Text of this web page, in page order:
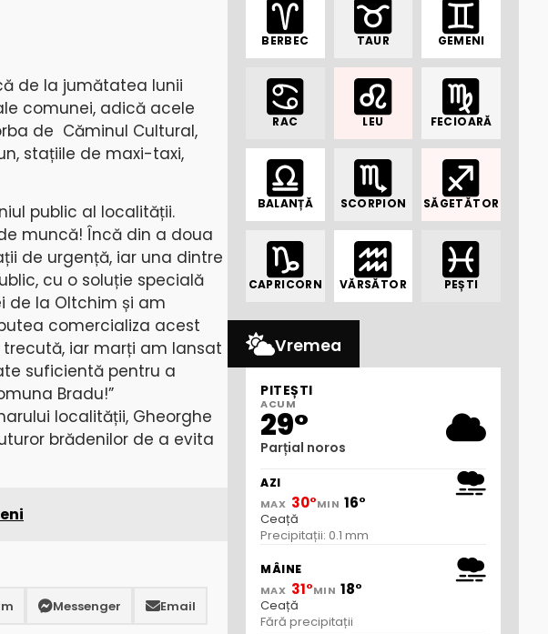
de la jumătatea lunii
comunei, adică acele
de Căminul Cultural,
stațiile de maxi-taxi,
public al localității.
muncă! Încă din a doua
de urgență, iar una dintre
cu o soluție specială
de la Oltchim și am
comercializa acest
iar marți am lansat
suficientă pentru a
Bradu!”
localității, Gheorghe
brădenilor de a evita
Messenger Email
BERBEC TAUR GEMENI
RAC LEU FECIOARĂ
BALANȚĂ SCORPION SĂGETĂTOR
CAPRICORN VĂRSĂTOR PEȘTI
Vremea
PITEȘTI
ACUM
29°
Parțial noros
AZI
MAX 30°MIN 16°
Ceață
Precipitații: 0.1 mm
MÂINE
MAX 31°MIN 18°
Ceață
Fără precipitații